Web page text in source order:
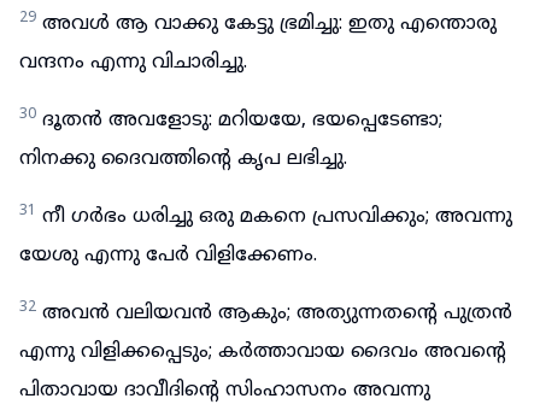
29 അവൾ ആ വാക്കു കേട്ടു ഭ്രമിച്ചു: ഇതു എന്തൊരു
വന്ദനം എന്നു വിചാരിച്ചു.
30 ദൂതൻ അവളോടു: മറിയയേ, ഭയപ്പെടേണ്ടാ;
നിനക്കു ദൈവത്തിന്റെ കൃപ ലഭിച്ചു.
31 നീ ഗർഭം ധരിച്ചു ഒരു മകനെ പ്രസവിക്കും; അവന്നു
യേശു എന്നു പേർ വിളിക്കേണം.
32 അവൻ വലിയവൻ ആകും; അത്യുന്നതന്റെ പുത്രൻ
എന്നു വിളിക്കപ്പെടും; കർത്താവായ ദൈവം അവന്റെ
പിതാവായ ദാവീദിന്റെ സിംഹാസനം അവന്നു